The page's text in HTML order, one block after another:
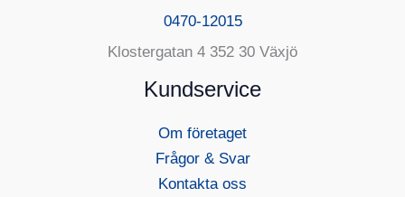
0470-12015
Klostergatan 4 352 30 Växjö
Kundservice
Om företaget
Frågor & Svar
Kontakta oss